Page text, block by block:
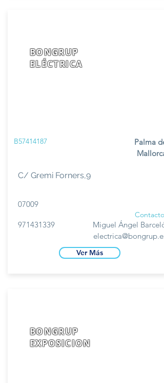
BONGRUP
ELÉCTRICA
B57414187
Palma de
Mallorca
C/ Gremi Forners,9
07009
Contacto
971431339
Miguel Ángel Barceló
electrica@bongrup.es
Ver Más
BONGRUP
EXPOSICION